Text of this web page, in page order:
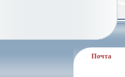
Почта